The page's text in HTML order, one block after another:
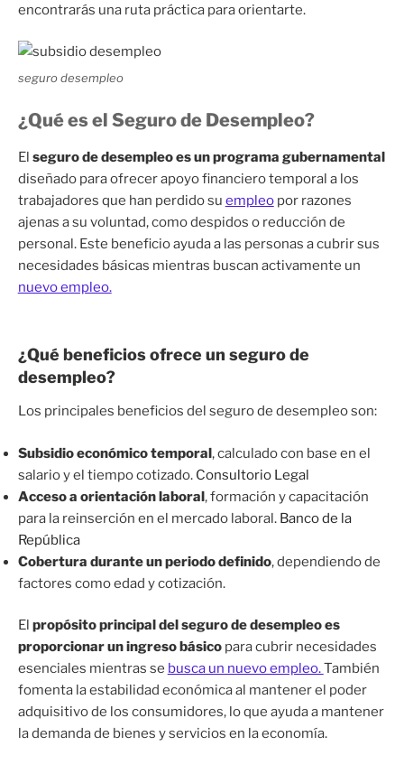
encontrarás una ruta práctica para orientarte.
seguro desempleo
¿Qué es el Seguro de Desempleo?
El seguro de desempleo es un programa gubernamental
diseñado para ofrecer apoyo financiero temporal a los
trabajadores que han perdido su empleopor razones
ajenas a su voluntad, como despidos o reducción de
personal. Este beneficio ayuda a las personas a cubrir sus
necesidades básicas mientras buscan activamente un
nuevo empleo.
¿Qué beneficios ofrece un seguro de
desempleo?
Los principales beneficios del seguro de desempleo son:
Subsidio económico temporal, calculado con base en el
salario y el tiempo cotizado. Consultorio Legal
Acceso a orientación laboral, formación y capacitación
para la reinserción en el mercado laboral. Banco de la
República
Cobertura durante un periodo definido, dependiendo de
factores como edad y cotización.
El propósito principal del seguro de desempleo es
proporcionar un ingreso básicopara cubrir necesidades
esenciales mientras se busca un nuevo empleo.También
fomenta la estabilidad económica al mantener el poder
adquisitivo de los consumidores, lo que ayuda a mantener
la demanda de bienes y servicios en la economía.